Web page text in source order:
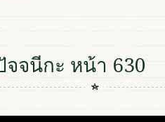
จจนีกะ หน้า 630